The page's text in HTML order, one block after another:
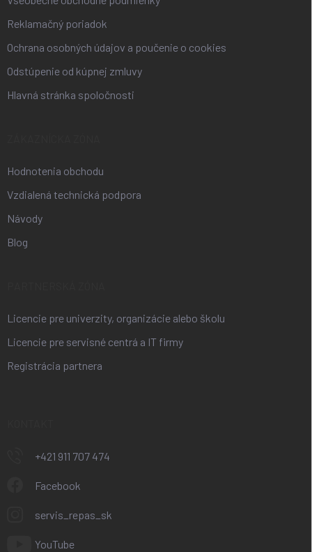
Reklamačný poriadok
Ochrana osobných údajov a poučenie o cookies
Odstúpenie od kúpnej zmluvy
Hlavná stránka spoločnosti
Hodnotenia obchodu
Vzdialená technická podpora
Návody
Blog
Licencie pre univerzity, organizácie alebo školu
Licencie pre servisné centrá a IT firmy
Registrácia partnera
+421 911 707 474
Facebook
servis_repas_sk
YouTube